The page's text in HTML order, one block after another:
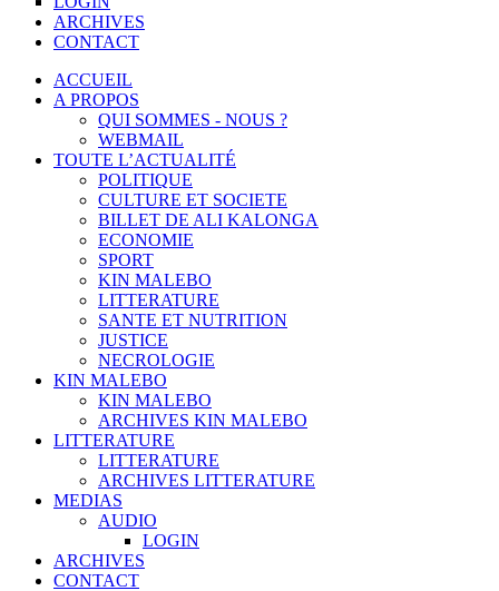
ARCHIVES
CONTACT
ACCUEIL
A PROPOS
QUI SOMMES - NOUS ?
WEBMAIL
TOUTE L’ACTUALITÉ
POLITIQUE
CULTURE ET SOCIETE
BILLET DE ALI KALONGA
ECONOMIE
SPORT
KIN MALEBO
LITTERATURE
SANTE ET NUTRITION
JUSTICE
NECROLOGIE
KIN MALEBO
KIN MALEBO
ARCHIVES KIN MALEBO
LITTERATURE
LITTERATURE
ARCHIVES LITTERATURE
MEDIAS
AUDIO
LOGIN
ARCHIVES
CONTACT